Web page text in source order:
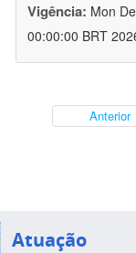
Vigência: Mon
00:00:00 BRT
Anterior
Atuação